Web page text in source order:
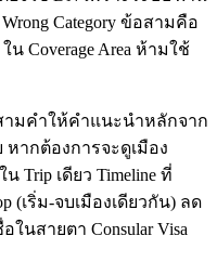
Category ข้อสามคือ
น Coverage Area ห้ามใช้
ามคำให้คำแนะนำหลักจาก
ากต้องการจะดูเมือง
Trip เดียว Timeline ที่
(เริ่ม-จบเมืองเดียวกัน) ลด
นสายตา Consular Visa